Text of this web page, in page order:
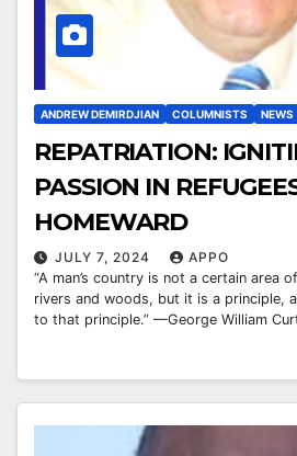
ANDREW DEMIRDJIAN COLUMNISTS NEWS
REPATRIATION:
PASSION IN
HOMEWARD
JULY 7, 2024
APPO
“A man’s country is not a certain area
rivers and woods, but it is a principle,
to that principle.” —George William